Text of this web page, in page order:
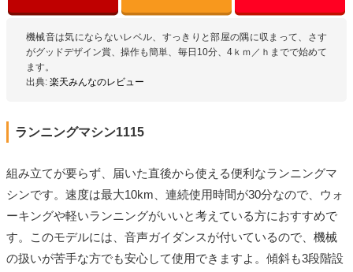
機械音は気にならないレベル、すっきりと部屋の隅に収まって、さす
がグッドデザイン賞、操作も簡単、毎日10分、4ｋｍ／ｈまでで始めて
ます。
出典: 楽天みんなのレビュー
ランニングマシン1115
組み立てが要らず、届いた直後から使える便利なランニングマ
シンです。速度は最大10km、連続使用時間が30分なので、ウォ
ーキングや軽いランニングがいいと考えている方におすすめで
す。このモデルには、音声ガイダンスが付いているので、機械
の扱いが苦手な方でも安心して使用できますよ。傾斜も3段階設